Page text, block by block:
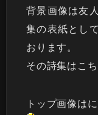
背景画像は友
集の表紙とし
おります。
その詩集はこ
トップ画像は